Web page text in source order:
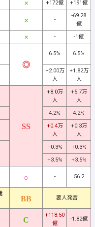
+172億 +191億
-
-69.28
億
- -1億
6.5% 6.5%
+2.00万
人
+1.82万
人
+8.0万
人
+5.7万
人
4.2% 4.2%
+0.4万
人
+0.3万
人
+0.3%
+0.3%
+3.5%
+3.5%
- 56.2
要人発言
+118.50
億
-1.82億